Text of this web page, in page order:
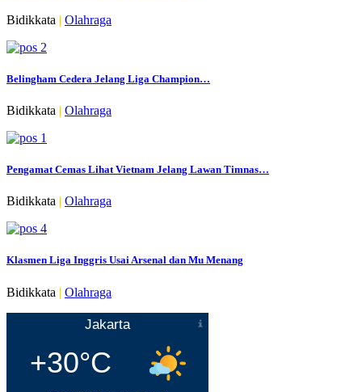
Bidikkata | Olahraga
Belingham Cedera Jelang Liga Champion…
Bidikkata | Olahraga
Pengamat Cemas Lihat Vietnam Jelang Lawan Timnas…
Bidikkata | Olahraga
Klasmen Liga Inggris Usai Arsenal dan Mu Menang
Bidikkata | Olahraga
Jakarta
+30°C